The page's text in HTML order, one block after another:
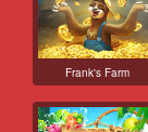
Frank's Farm